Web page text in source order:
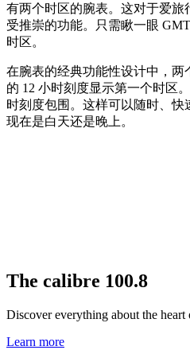
有两个时区的腕表。这对于爱
受推崇的功能。只需瞅一眼
时区。
在腕表的经典功能性设计中，两
的 12 小时刻度显示第一个时区
时刻度包围。这样可以随时、
现在是白天还是晚上。
The calibre 100.8
Discover everything about the
Learn more